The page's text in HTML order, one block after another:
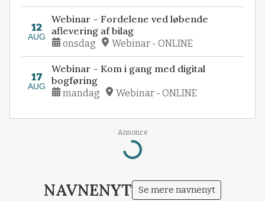
12
AUG
Webinar – Fordelene ved løbende
aflevering af bilag
onsdag Webinar - ONLINE
17
AUG
Webinar – Kom i gang med digital
bogføring
mandag Webinar - ONLINE
Annonce
Loading...
NAVNENYT Se mere navnenyt